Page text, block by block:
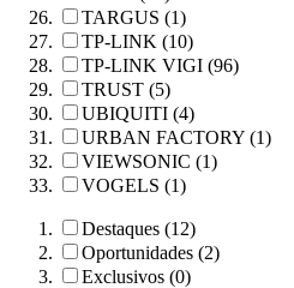
TARGUS (1)
TP-LINK (10)
TP-LINK VIGI (96)
TRUST (5)
UBIQUITI (4)
URBAN FACTORY (1)
VIEWSONIC (1)
VOGELS (1)
Destaques (12)
Oportunidades (2)
Exclusivos (0)